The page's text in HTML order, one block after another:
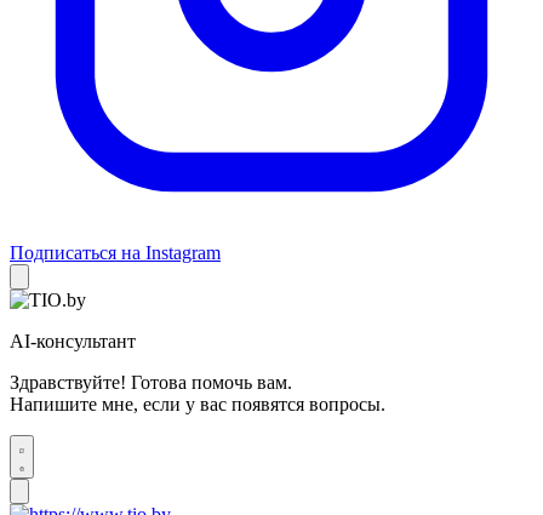
Подписаться на Instagram
AI-консультант
Здравствуйте! Готова помочь вам.
Напишите мне, если у вас появятся вопросы.